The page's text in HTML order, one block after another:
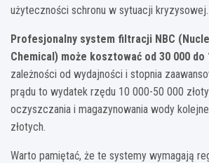
użyteczności schronu w sytuacji kryzysowej.
Profesjonalny system filtracji NBC
Chemical) może kosztować od 30 000 do
zależności od wydajności i stopnia
prądu to wydatek rzędu 10 000-50 000
oczyszczania i magazynowania wody
złotych.
Warto pamiętać, że te systemy wymagają